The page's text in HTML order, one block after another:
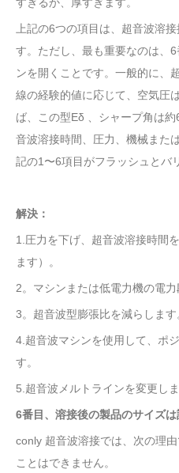
上記の6つの項目は、超音波溶
す。ただし、最も重要なのは、
ンを開くことです。一般的に、
線の経験的値に応じて、空気圧
ば、この型Eδ 、シャープ角は約
音波溶接時間、圧力、機械また
記の1〜6項目がフラッシュとバ
解決：
1.圧力を下げ、超音波溶接時間
ます）。
2。マシンまたは低電力機の電力
3。超音波型膨張比を減らします
4.超音波マシンを使用して、ポ
す。
5.超音波メルトラインを変更しま
6番目、溶接後の製品のサイズ
conly 超音波溶接では、次の理
ことはできません。